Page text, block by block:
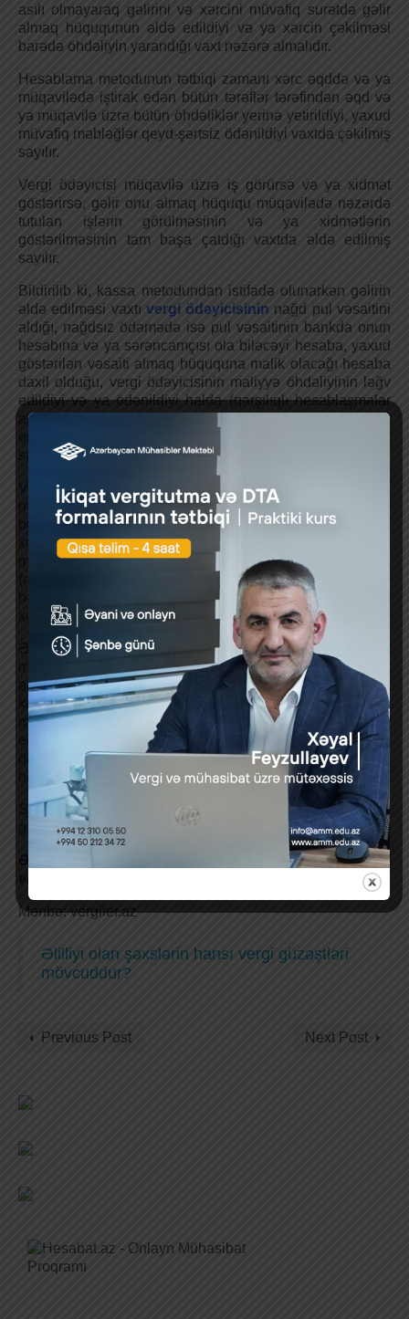
asılı olmayaraq gəlirini və xərcini müvafiq surətdə gəlir
almaq hüququnun əldə edildiyi və ya xərcin çəkilməsi
barədə öhdəliyin yarandığı vaxt nəzərə almalıdır.
Hesablama metodunun tətbiqi zamanı xərc əqddə və ya
müqavilədə iştirak edən bütün tərəflər tərəfindən əqd və
ya müqavilə üzrə bütün öhdəliklər yerinə yetirildiyi, yaxud
müvafiq məbləğlər qeyd-şərtsiz ödənildiyi vaxtda çəkilmiş
sayılır.
Vergi ödəyicisi müqavilə üzrə iş görürsə və ya xidmət
göstərirsə, gəlir onu almaq hüququ müqavilədə nəzərdə
tutulan işlərin görülməsinin və ya xidmətlərin
göstərilməsinin tam başa çatdığı vaxtda əldə edilmiş
sayılır.
Bildirilib ki, kassa metodundan istifadə olunarkən gəlirin
əldə edilməsi vaxtı vergi ödəyicisinin nağd pul vəsaitini
aldığı, nağdsız ödəmədə isə pul vəsaitinin bankda onun
hesabına və ya sərəncamçısı ola biləcəyi hesaba, yaxud
göstərilən vəsaiti almaq hüququna malik olacağı hesaba
daxil olduğu, vergi ödəyicisinin maliyyə öhdəliyinin ləğv
edildiyi və ya ödənildiyi halda (qarşılıqlı hesablaşmalar
aparıldıqda və sair bu kimi hallarda) öhdəliyin ləğv
sayılır.
Vergi uçotunun
məqsədləri üçün vergi ödəyicisi kassa
metodundan istifadə etdikdə, xərcin çəkilməsi vaxtı, əgər
bu maddədə başqa hallar nəzərdə tutulmamışdırsa,
xərcin faktiki çəkildiyi vaxt, vergi ödəyicisi qarşısında
maliyyə öhdəlikləri ləğv edildiyi və ya ödənildiyi halda
(qarşılıqlı hesablaşmalar aparıldıqda və sairə bu kimi
hallarda), öhdəliyin ləğv edildiyi və ya ödənildiyi vaxt
xərcin çəkilməsi vaxtı sayılır.
Əlavə olaraq nəzərinizə çatdırırıq ki, kassa və hesablama
metodunda borc öhdəlikləri üzrə faizlər ödənilərkən və ya
əmlakın icarəyə götürülməsi müqabilində ödəmə həyata
keçirilərkən, əgər borc öhdəliyinin və ya icarə
müqaviləsinin müddəti bir neçə hesabat dövrünü əhatə
edirsə, hesabat ilində gəlirdən çıxılmalı olan və faktiki
ödənilən faizlərin (icarə haqqının) məbləği həmin il üçün
hesablanan faizlərin (icarə haqqının) məbləği deməkdir.
Sorğuya əsasən həmin 40.000 manat məbləğ A MMC-nin
gəliri, B MMC-nin xərci sayılır.
Əsas: Vergi Məcəlləsinin 108-ci, 130-cu, 134-cü, 135-ci
Mənbə: vergiler.az
Əlilliyi olan şəxslərin hansı vergi güzəştləri
mövcuddur?
Previous Post Next Post